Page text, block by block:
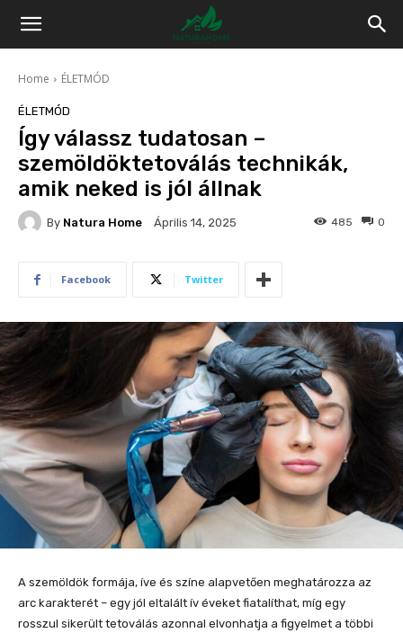
Home ÉLETMÓD
ÉLETMÓD
Így válassz tudatosan –
szemöldöktetoválás technikák,
amik neked is jól állnak
By Natura Home Április 14, 2025 0
485
Facebook Twitter
A szemöldök formája, íve és színe alapvetően meghatározza az
arc karakterét – egy jól eltalált ív éveket fiatalíthat, míg egy
rosszul sikerült tetoválás azonnal elvonhatja a figyelmet a többi